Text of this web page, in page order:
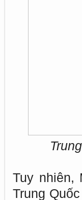
Tuy nhiên,
Trung